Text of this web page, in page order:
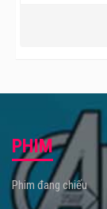
PHIM
Phim đang chiếu